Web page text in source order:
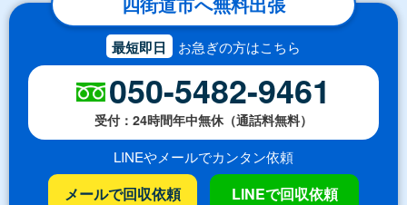
最短即日 お急ぎの方はこちら
050-5482-9461
受付：24時間年中無休（通話料無料）
LINEやメールでカンタン依頼
メールで回収依頼 LINEで回収依頼